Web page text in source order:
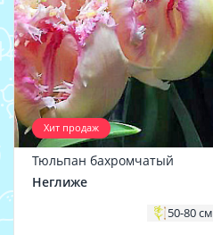
Хит продаж
Тюльпан бахромчатый
Неглиже
50-80 см